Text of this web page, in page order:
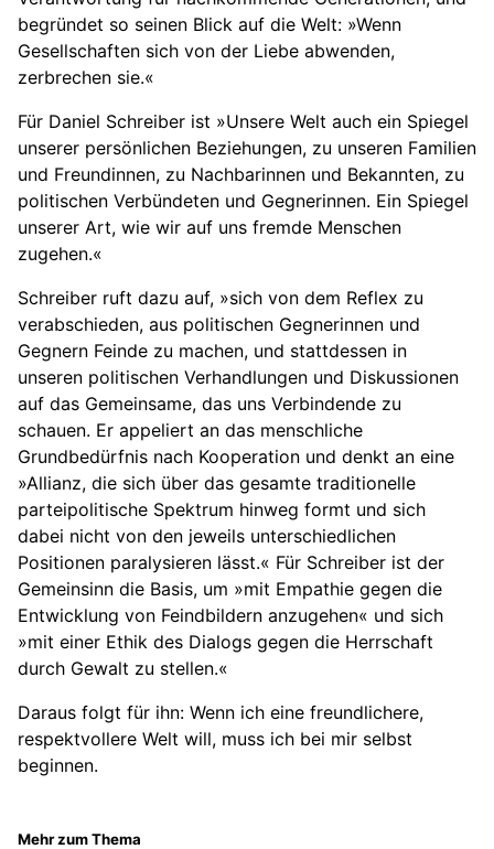
begründet so seinen Blick auf die Welt: »Wenn
Gesellschaften sich von der Liebe abwenden,
zerbrechen sie.«
Für Daniel Schreiber ist »Unsere Welt auch ein Spiegel
unserer persönlichen Beziehungen, zu unseren Familien
und Freundinnen, zu Nachbarinnen und Bekannten, zu
politischen Verbündeten und Gegnerinnen. Ein Spiegel
unserer Art, wie wir auf uns fremde Menschen
zugehen.«
Schreiber ruft dazu auf, »sich von dem Reflex zu
verabschieden, aus politischen Gegnerinnen und
Gegnern Feinde zu machen, und stattdessen in
unseren politischen Verhandlungen und Diskussionen
auf das Gemeinsame, das uns Verbindende zu
schauen. Er appeliert an das menschliche
Grundbedürfnis nach Kooperation und denkt an eine
»Allianz, die sich über das gesamte traditionelle
parteipolitische Spektrum hinweg formt und sich
dabei nicht von den jeweils unterschiedlichen
Positionen paralysieren lässt.« Für Schreiber ist der
Gemeinsinn die Basis, um »mit Empathie gegen die
Entwicklung von Feindbildern anzugehen« und sich
»mit einer Ethik des Dialogs gegen die Herrschaft
durch Gewalt zu stellen.«
Daraus folgt für ihn: Wenn ich eine freundlichere,
respektvollere Welt will, muss ich bei mir selbst
beginnen.
Mehr zum Thema